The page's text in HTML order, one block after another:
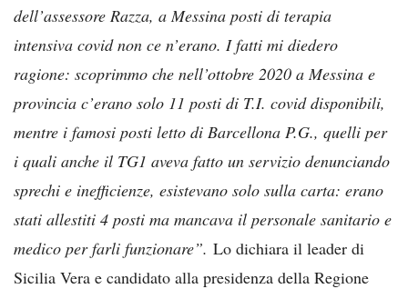
dell’assessore Razza, a Messina posti di terapia
intensiva covid non ce n’erano. I fatti mi diedero
ragione: scoprimmo che nell’ottobre 2020 a Messina e
provincia c’erano solo 11 posti di T.I. covid disponibili,
mentre i famosi posti letto di Barcellona P.G., quelli per
i quali anche il TG1 aveva fatto un servizio denunciando
sprechi e inefficienze, esistevano solo sulla carta: erano
stati allestiti 4 posti ma mancava il personale sanitario e
medico per farli funzionare”. Lo dichiara il leader di
Sicilia Vera e candidato alla presidenza della Regione